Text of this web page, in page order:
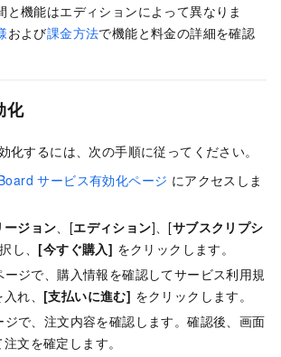
と機能はエディションによって異なりま
および課金方法で機能と料金の詳細を確認
化
化するには、次の手順に従ってください。
サービス有効化ページ にアクセスしま
ージョン、 [エディション]、[サブスクリプシ
し、 [今すぐ購入] をクリックします。
ージで、購入情報を確認してサービス利用規
入れ、 [支払いに進む] をクリックします。
ジで、注文内容を確認します。確認後、画面
文を確定します。